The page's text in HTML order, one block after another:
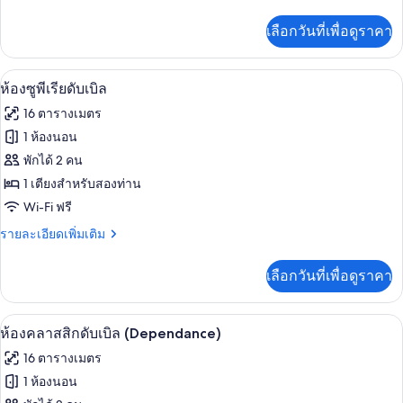
เกี่ยว
กับ
ห้อง
เซก
คิว
ทีฟ
ทริปเปิล
เลือกวันที่เพื่อดูราคา
เปิด
ภาพถ่าย
ทั้งหมด
ของ
ห้อง
ซู
พี
บเบิล
มินิบาร์, ตู้นิรภัยในห้องพัก, โต๊ะทำงาน,
4
ห้องซูพีเรียดับเบิล
16 ตารางเมตร
1 ห้องนอน
พักได้ 2 คน
1 เตียงสำหรับสองท่าน
Wi-Fi ฟรี
รายละเอียดเพิ่มเติม
ราย
เกี่ยว
กับ
ห้อง
พี
เรียดั
บเบิล
เลือกวันที่เพื่อดูราคา
เปิด
ภาพถ่าย
ทั้งหมด
ห้องคลาสสิกดับเบิล (Dependance) |
3
ห้องคลาสสิกดับเบิล (Dependance)
16 ตารางเมตร
1 ห้องนอน